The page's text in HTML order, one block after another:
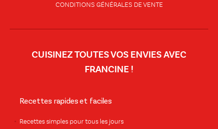
CONDITIONS GÉNÉRALES DE VENTE
CUISINEZ TOUTES VOS ENVIES AVEC
FRANCINE !
Recettes rapides et faciles
Recettes simples pour tous les jours